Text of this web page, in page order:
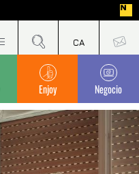
Enjoy Negocio